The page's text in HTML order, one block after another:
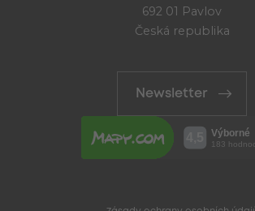
692 01 Pavlov
Česká republika
Newsletter